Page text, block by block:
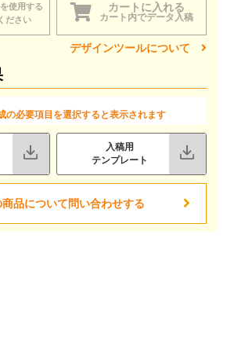
使用する
ださい
カートに入れる
カート内でデータ入稿
デザインツールについて
の必要項目を選択すると表示されます
入稿用
テンプレート
商品について問い合わせする